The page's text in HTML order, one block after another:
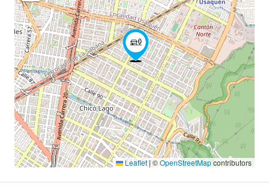
Leaflet|©OpenStreetMapcontributors